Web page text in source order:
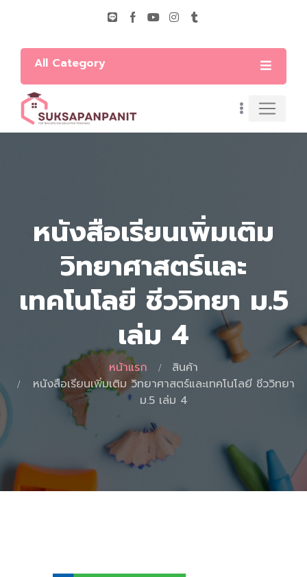
All Category
หนังสือเรียนเพิ่มเติม
วิทยาศาสตร์และ
เทคโนโลยี ชีววิทยา ม.5
เล่ม 4
หน้าแรก
สินค้า
หนังสือเรียนเพิ่มเติม วิทยาศาสตร์และเทคโนโลยี ชีววิทยา
ม.5 เล่ม 4